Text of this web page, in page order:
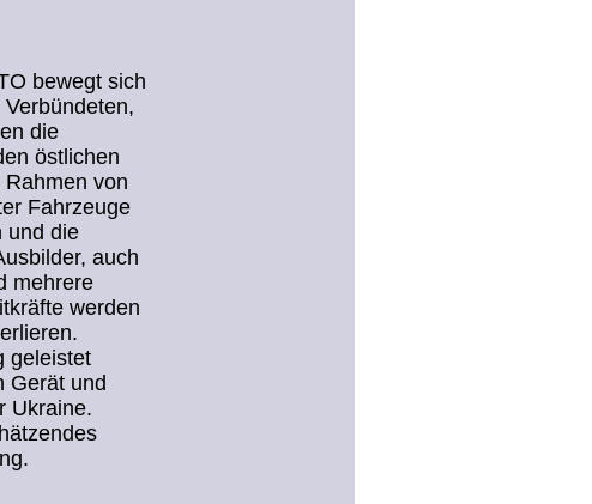
bewegt sich
die
östlichen
Rahmen von
Fahrzeuge
und die
auch
mehrere
werden
geleistet
Gerät und
Ukraine.